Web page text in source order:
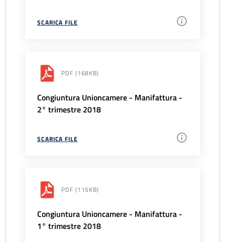
SCARICA FILE
PDF (168KB)
Congiuntura Unioncamere - Manifattura -
2° trimestre 2018
SCARICA FILE
PDF (115KB)
Congiuntura Unioncamere - Manifattura -
1° trimestre 2018